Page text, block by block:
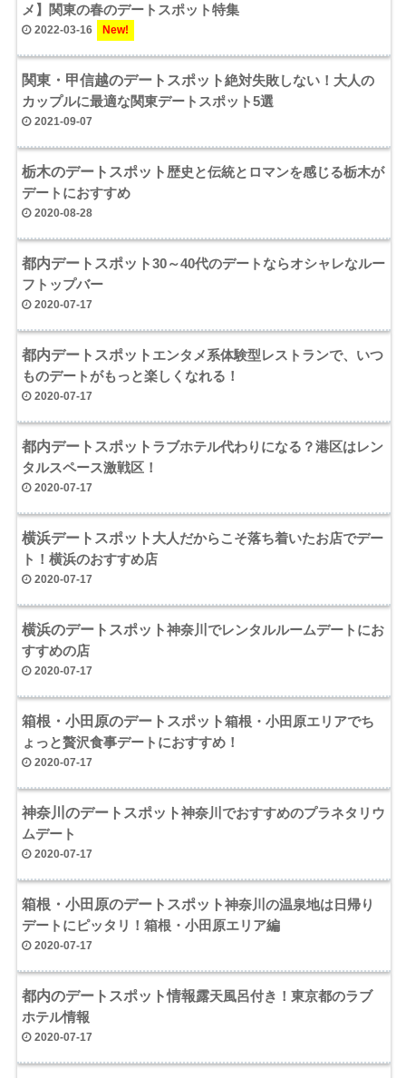
メ】関東の春のデートスポット特集
2022-03-16
関東・甲信越のデートスポット絶対失敗しない！大人の
カップルに最適な関東デートスポット5選
2021-09-07
栃木のデートスポット歴史と伝統とロマンを感じる栃木が
デートにおすすめ
2020-08-28
都内デートスポット30～40代のデートならオシャレなルー
フトップバー
2020-07-17
都内デートスポット エンタメ系体験型レストランで、いつ
ものデートがもっと楽しくなれる！
2020-07-17
都内デートスポット ラブホテル代わりになる？港区はレン
タルスペース激戦区！
2020-07-17
横浜デートスポット 大人だからこそ落ち着いたお店でデー
ト！横浜のおすすめ店
2020-07-17
横浜のデートスポット神奈川でレンタルルームデートにお
すすめの店
2020-07-17
箱根・小田原のデートスポット箱根・小田原エリアでち
ょっと贅沢食事デートにおすすめ！
2020-07-17
神奈川のデートスポット神奈川でおすすめのプラネタリウ
ムデート
2020-07-17
箱根・小田原のデートスポット神奈川の温泉地は日帰り
デートにピッタリ！箱根・小田原エリア編
2020-07-17
都内のデートスポット情報露天風呂付き！東京都のラブ
ホテル情報
2020-07-17